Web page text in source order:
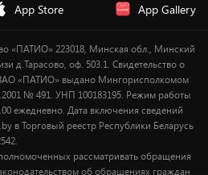
App Store App Gallery
«ПАТИО» 223018, Минская обл., Минский
д.Тарасово, оф. 503.1. Свидетельство о
ЗАО «ПАТИО» выдано Мингорисполкомом
№ 491. УНП 100183195. Режим работы
ежедневно. Дата включения сведений
в Торговый реестр Республики Беларусь
рассматривать обращения
об обращениях граждан